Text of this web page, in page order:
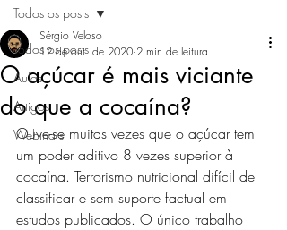
Todos os posts
Aulas
Artigos
Webinars
Todos os posts
O açúcar é mais viciante
do que a cocaína?
Sérgio Veloso
12 de out. de 2020 2 min de leitura
Ouve-se muitas vezes que o açúcar tem
um poder aditivo 8 vezes superior à
cocaína. Terrorismo nutricional difícil de
classificar e sem suporte factual em
estudos publicados. O único trabalho